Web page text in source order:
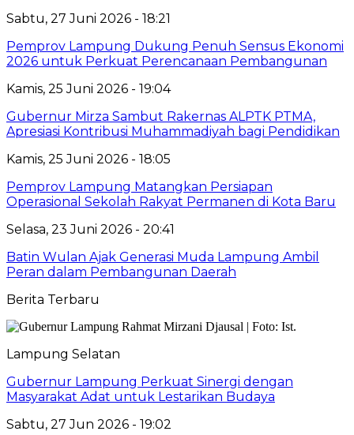
Sabtu, 27 Juni 2026 - 18:21
Pemprov Lampung Dukung Penuh Sensus Ekonomi
2026 untuk Perkuat Perencanaan Pembangunan
Kamis, 25 Juni 2026 - 19:04
Gubernur Mirza Sambut Rakernas ALPTK PTMA,
Apresiasi Kontribusi Muhammadiyah bagi Pendidikan
Kamis, 25 Juni 2026 - 18:05
Pemprov Lampung Matangkan Persiapan
Operasional Sekolah Rakyat Permanen di Kota Baru
Selasa, 23 Juni 2026 - 20:41
Batin Wulan Ajak Generasi Muda Lampung Ambil
Peran dalam Pembangunan Daerah
Berita Terbaru
Lampung Selatan
Gubernur Lampung Perkuat Sinergi dengan
Masyarakat Adat untuk Lestarikan Budaya
Sabtu, 27 Jun 2026 - 19:02